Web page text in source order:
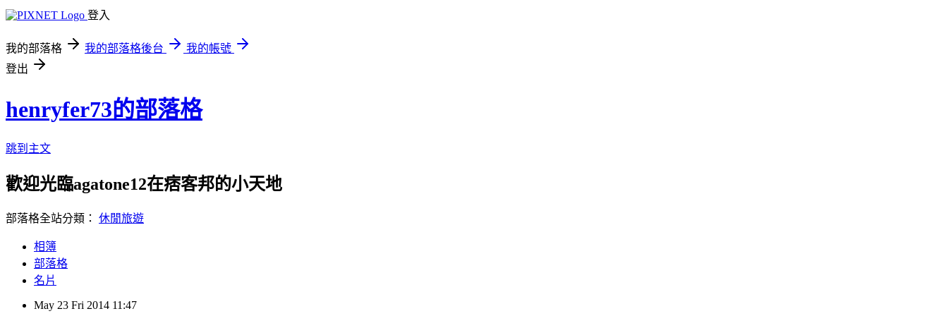
登入
我的部落格 我的部落格後台
我的帳號
登出
henryfer73的部落格
跳到主文
歡迎光臨agatone12在痞客邦的小天地
部落格全站分類： 休閒旅遊
相簿
部落格
名片
May 23 Fri 2014 11:47